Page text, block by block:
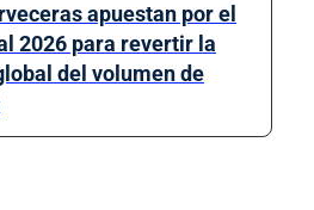
apuestan por el
2026 para revertir la
del volumen de